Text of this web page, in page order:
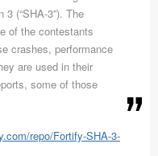
(“SHA-3”). The
of the contestants
crashes, performance
are used in their
some of those
repo/Fortify-SHA-3-